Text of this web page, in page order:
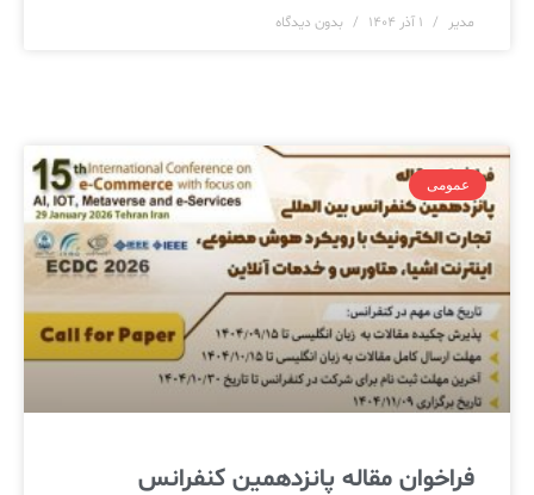
مدیر ۱ آذر ۱۴۰۴ بدون دیدگاه
عمومی
فراخوان مقاله پانزدهمین کنفرانس